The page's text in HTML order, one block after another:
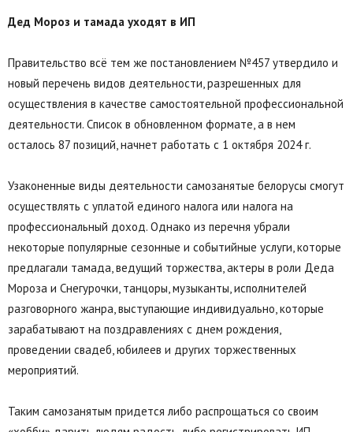
Дед Мороз и тамада уходят в ИП
Правительство всё тем же постановлением №457 утвердило и
новый перечень видов деятельности, разрешенных для
осуществления в качестве самостоятельной профессиональной
деятельности. Список в обновленном формате, а в нем
осталось 87 позиций, начнет работать с 1 октября 2024 г.
Узаконенные виды деятельности самозанятые белорусы смогут
осуществлять с уплатой единого налога или налога на
профессиональный доход. Однако из перечня убрали
некоторые популярные сезонные и событийные услуги, которые
предлагали тамада, ведущий торжества, актеры в роли Деда
Мороза и Снегурочки, танцоры, музыканты, исполнителей
разговорного жанра, выступающие индивидуально, которые
зарабатывают на поздравлениях с днем рождения,
проведении свадеб, юбилеев и других торжественных
мероприятий.
Таким самозанятым придется либо распрощаться со своим